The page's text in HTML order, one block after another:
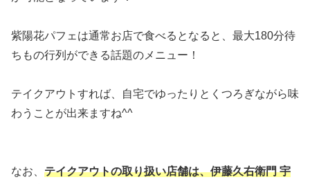
紫陽花パフェは通常お店で食べるとなると、最大180分待
ちもの行列ができる話題のメニュー！
テイクアウトすれば、自宅でゆったりとくつろぎながら味
わうことが出来ますね^^
なお、 テイクアウトの取り扱い店舗は、伊藤久右衛門 宇